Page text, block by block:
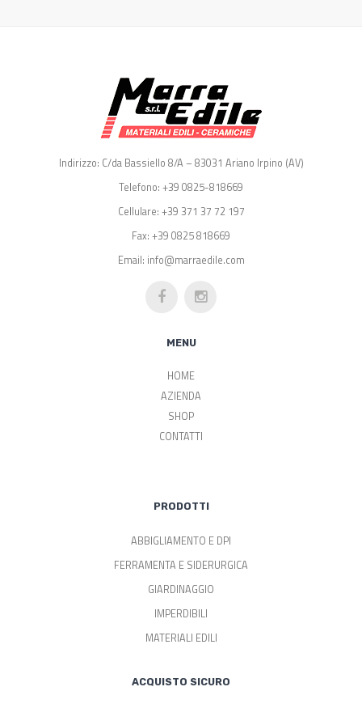
Indirizzo: C/da Bassiello 8/A – 83031 Ariano Irpino (AV)
Telefono: +39 0825-818669
Cellulare: +39 371 37 72 197
Fax: +39 0825 818669
Email: info@marraedile.com
MENU
HOME
AZIENDA
SHOP
CONTATTI
PRODOTTI
ABBIGLIAMENTO E DPI
FERRAMENTA E SIDERURGICA
GIARDINAGGIO
IMPERDIBILI
MATERIALI EDILI
ACQUISTO SICURO